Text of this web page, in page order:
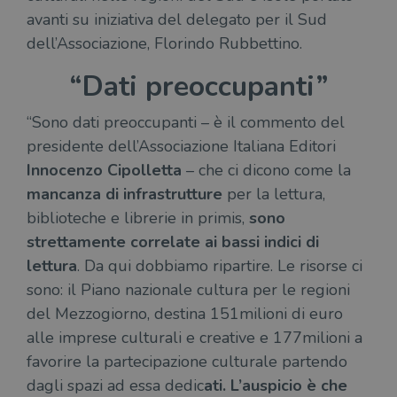
avanti su iniziativa del delegato per il Sud
dell’Associazione, Florindo Rubbettino.
“Dati preoccupanti”
“Sono dati preoccupanti – è il commento del
presidente dell’Associazione Italiana Editori
Innocenzo Cipolletta – che ci dicono come la
mancanza di infrastrutture per la lettura,
biblioteche e librerie in primis, sono
strettamente correlate ai bassi indici di
lettura. Da qui dobbiamo ripartire. Le risorse ci
sono: il Piano nazionale cultura per le regioni
del Mezzogiorno, destina 151milioni di euro
alle imprese culturali e creative e 177milioni a
favorire la partecipazione culturale partendo
dagli spazi ad essa dedicati. L’auspicio è che